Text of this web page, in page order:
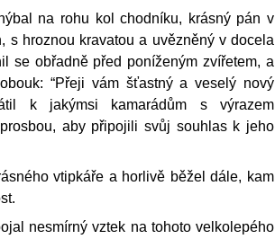
na rohu kol chodníku, krásný pán v
s hroznou kravatou a uvězněný v docela
se obřadně před poníženým zvířetem, a
“Přeji vám šťastný a veselý nový
k jakýmsi kamarádům s výrazem
aby připojili svůj souhlas k jeho
vtipkáře a horlivě běžel dále, kam
nesmírný vztek na tohoto velkolepého